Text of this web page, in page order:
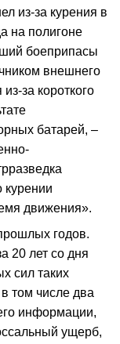
из-за курения в
на полигоне
боеприпасы
внешнего
за короткого
батарей, –
курении
движения».
годов.
20 лет со дня
сил таких
том числе два
информации,
ущерб,